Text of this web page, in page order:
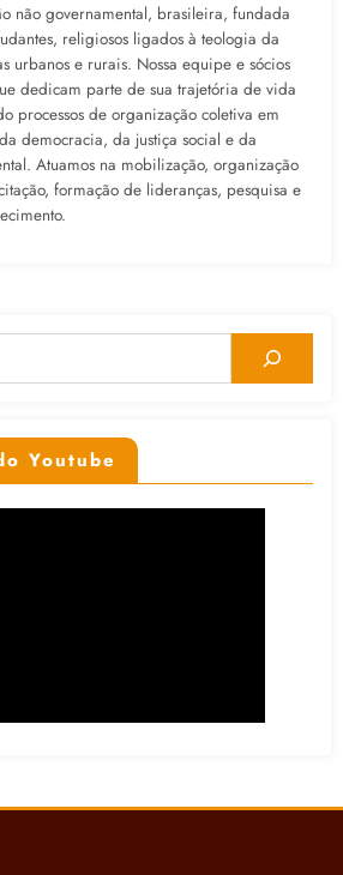
não governamental, brasileira, fundada
religiosos ligados à teologia da
urbanos e rurais. Nossa equipe e sócios
dedicam parte de sua trajetória de vida
processos de organização coletiva em
democracia, da justiça social e da
Atuamos na mobilização, organização
formação de lideranças, pesquisa e
Youtube